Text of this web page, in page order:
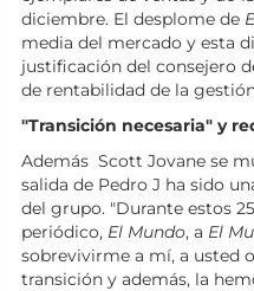
diciembre. El desplome de
media del mercado y esta
justificación del consejero
de rentabilidad de la
"Transición necesaria" y
Además Scott Jovane se
salida de Pedro J ha sido
del grupo. "Durante estos
periódico, El Mundo, a El
sobrevivirme a mí, a usted
transición y además, la